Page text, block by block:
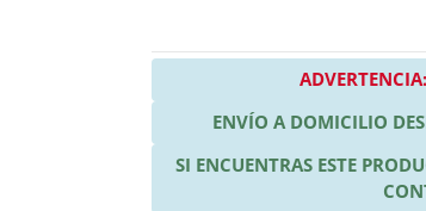
ENVÍO A DOMICILIO
SI ENCUENTRAS ESTE